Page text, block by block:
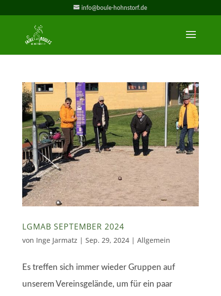
info@boule-hohnstorf.de
LGMAB SEPTEMBER 2024
von Inge Jarmatz | Sep. 29, 2024| Allgemein
Es treffen sich immer wieder Gruppen auf
unserem Vereinsgelände, um für ein paar